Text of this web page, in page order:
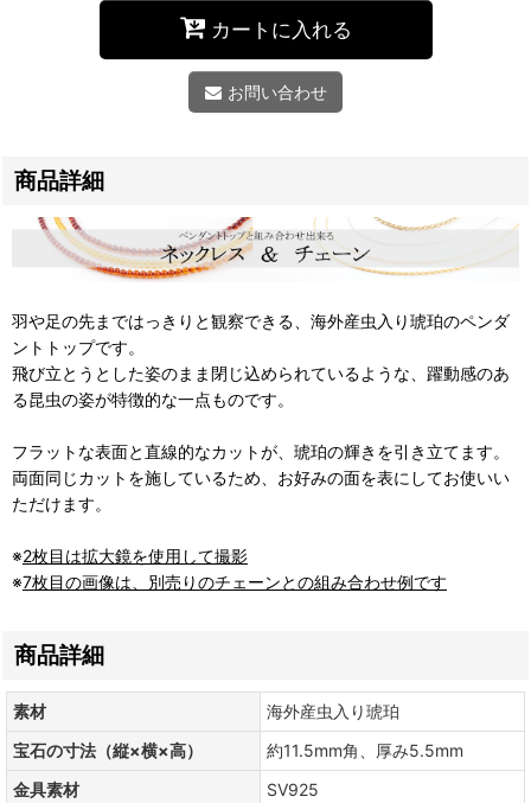
カートに入れる
お問い合わせ
商品詳細
羽や足の先まではっきりと観察できる、海外産虫入り琥珀のペンダ
ントトップです。
飛び立とうとした姿のまま閉じ込められているような、躍動感のあ
る昆虫の姿が特徴的な一点ものです。
フラットな表面と直線的なカットが、琥珀の輝きを引き立てます。
両面同じカットを施しているため、お好みの面を表にしてお使いい
ただけます。
※2枚目は拡大鏡を使用して撮影
※7枚目の画像は、別売りのチェーンとの組み合わせ例です
商品詳細
素材
海外産虫入り琥珀
宝石の寸法（縦×横×高）
約11.5mm角、厚み5.5mm
金具素材
SV925